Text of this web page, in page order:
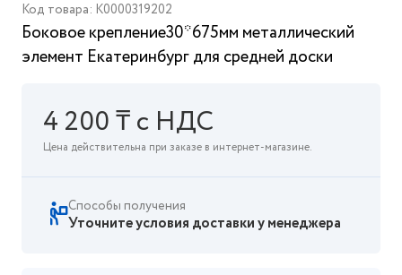
Код товара: K0000319202
Боковое крепление30*675мм металлический
элемент Екатеринбург для средней доски
4 200 ₸ с НДС
Цена действительна при заказе в интернет-магазине.
Способы получения
Уточните условия доставки у менеджера